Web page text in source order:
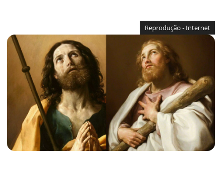
Reprodução - Internet